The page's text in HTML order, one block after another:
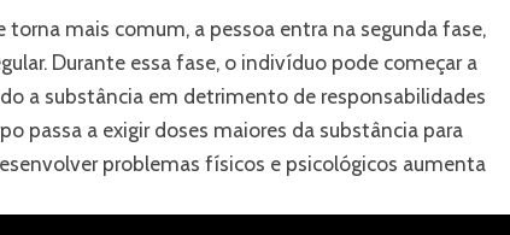
mais comum, a pessoa entra na segunda fase,
Durante essa fase, o indivíduo pode começar a
a substância em detrimento de responsabilidades
passa a exigir doses maiores da substância para
problemas físicos e psicológicos aumenta